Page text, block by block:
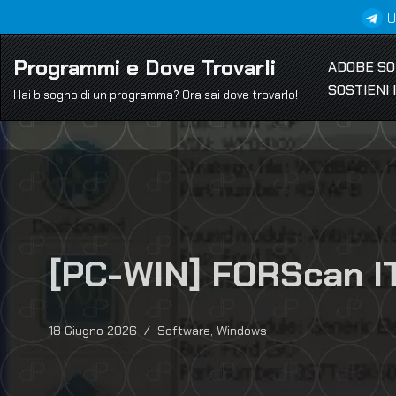
Vai
al
contenuto
Programmi e Dove Trovarli
Hai bisogno di un programma? Ora sai dove trovarlo!
ADOBE
SOSTIENI
[PC-WIN] FORScan
18 Giugno 2026 Software, Windows